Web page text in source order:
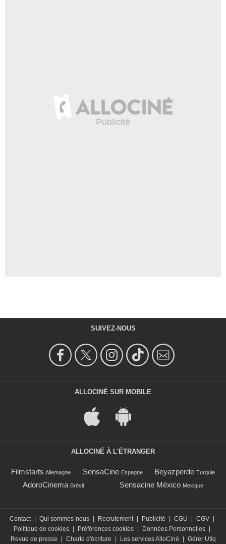
SUIVEZ-NOUS
ALLOCINÉ SUR MOBILE
ALLOCINÉ À L'ÉTRANGER
Filmstarts Allemagne SensaCine Espagne Beyazperde Turquie
AdoroCinema Brésil Sensacine México Mexique
Contact Qui sommes-nous Recrutement Publicité CGU CGV
Politique de cookies
Préférences cookies Données Personnelles
Revue de presse
Charte d'écriture Les services AlloCiné Gérer Utiq